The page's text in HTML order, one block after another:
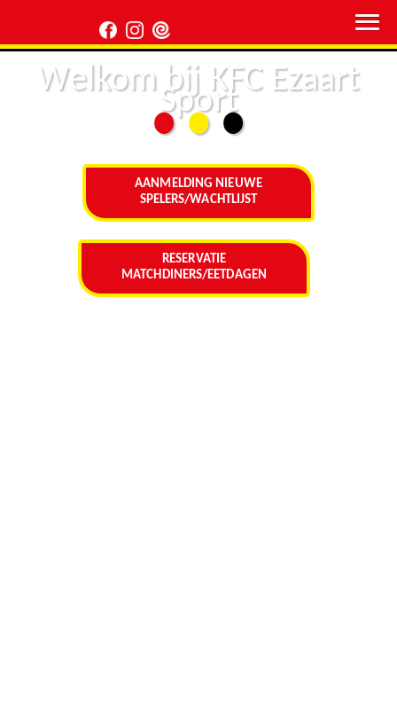
Welkom bij KFC Ezaart
Sport
⬤ ⬤ ⬤
AANMELDING NIEUWE
SPELERS/WACHTLIJST
RESERVATIE
MATCHDINERS/EETDAGEN